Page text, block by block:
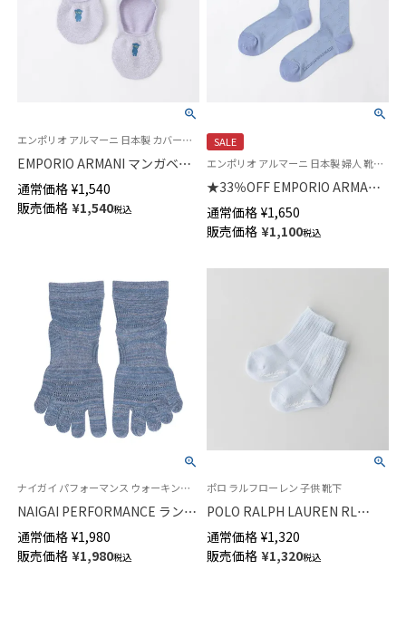
エンポリオ アルマーニ 日本製 カバーソックス 靴下 女性 婦人
EMPORIO ARMANI マンガベア
ラメ 浅履き フットカバー ソッ
クス かかと滑り止め付き レデ
ィース 03447204
通常価格 ¥1,540
販売価格 ¥1,540税込
SALE
エンポリオ アルマーニ 日本製 婦人 靴下 無料ラッピング
★33％OFF EMPORIO ARMANI
レーヨンシルク混 モノグラム
クルー丈 ソックス レディース
03440101
通常価格 ¥1,650
販売価格 ¥1,100税込
ナイガイ パフォーマンス ウォーキング ランニング スポーツ 5本指 婦人 靴下
NAIGAI PERFORMANCE ラン＆
ウォーク 5本指メランジショー
ト丈ソックス 3Dセパレートア
ーチフィット レディース
通常価格 ¥1,980
販売価格 ¥1,980税込
ポロ ラルフローレン 子供 靴下
POLO RALPH LAUREN RL
Layette 日本製 POLOロゴ刺繍
リブ クルー丈 ソックス キッズ
04885506
通常価格 ¥1,320
販売価格 ¥1,320税込